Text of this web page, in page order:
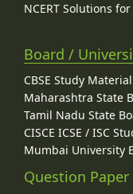
NCERT Solutions
Board /
CBSE Study Material
Maharashtra State
Tamil Nadu State
CISCE ICSE / ISC
Mumbai University
Question